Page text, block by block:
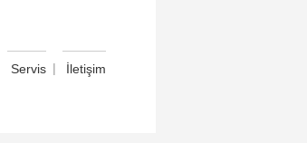
Servis | İletişim